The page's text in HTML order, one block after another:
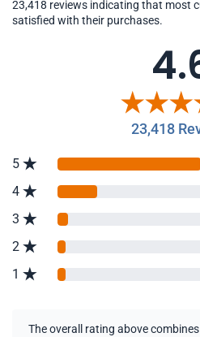
23,418 reviews indicating that most
satisfied with their purchases.
23,418
5
4
3
2
1
The overall rating above